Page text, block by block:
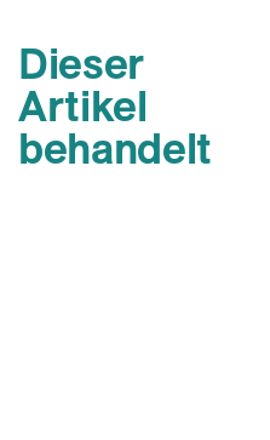
Dieser
Artikel
behandelt